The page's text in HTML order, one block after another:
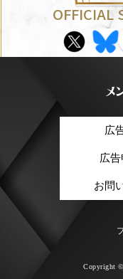
OFFICIAL
広
広
お問
Copyright